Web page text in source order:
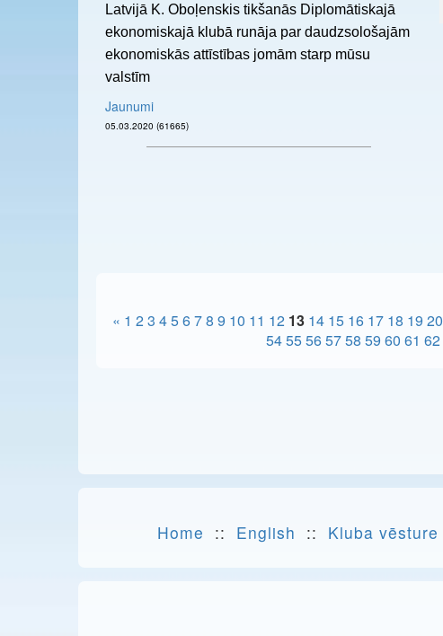
Latvijā K. Oboļenskis tikšanās Diplomātiskajā
ekonomiskajā klubā runāja par daudzsološajām
ekonomiskās attīstības jomām starp mūsu
valstīm
Jaunumi
05.03.2020 (61665)
« 1 23 45678 9 10 11 12 13 14 15 16 17 18 19 20
5455565758 59 60 61 62
Home :: English :: Kluba vēsture